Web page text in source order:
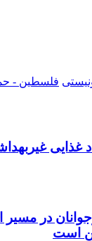
فلسطین -
مواد غذایی
در مسیر
است